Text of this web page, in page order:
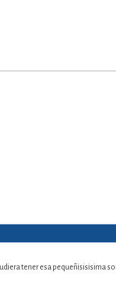
tener esa pequeñisisisima